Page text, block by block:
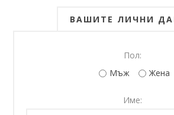
ВАШИТЕ ЛИЧНИ
Пол:
Мъж
Жена
Име: